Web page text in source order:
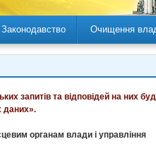
Законодавство Очищення
запитів та відповідей на
даних».
органам влади і управління